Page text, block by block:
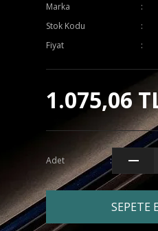
Marka
Stok Kodu
Fiyat
1.075,06
Adet
SEPETE